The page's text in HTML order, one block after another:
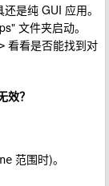
是纯 GUI 应用。
文件夹启动。
看看是否能找到对
效？
范围时)。